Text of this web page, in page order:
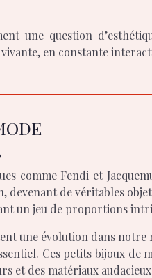
en constante
comme Fendi et
de véritables
un jeu de proportions
une évolution dans
Ces petits bijoux
et des matériaux